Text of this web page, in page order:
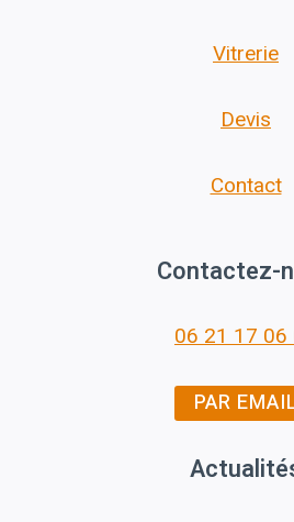
Vitrerie
Devis
Contact
Contactez-
06 21 17 06
PAR